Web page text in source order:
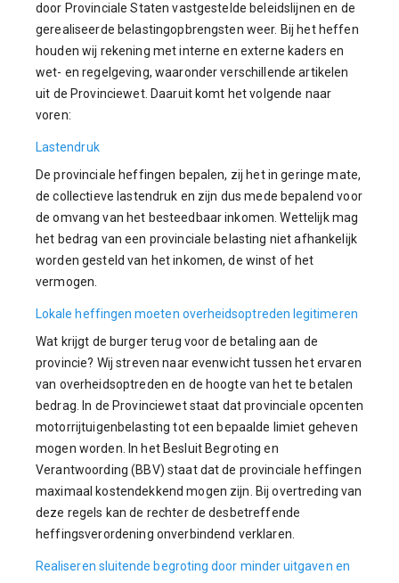
door Provinciale Staten vastgestelde beleidslijnen en de
gerealiseerde belastingopbrengsten weer. Bij het heffen
houden wij rekening met interne en externe kaders en
wet- en regelgeving, waaronder verschillende artikelen
uit de Provinciewet. Daaruit komt het volgende naar
voren:
Lastendruk
De provinciale heffingen bepalen, zij het in geringe mate,
de collectieve lastendruk en zijn dus mede bepalend voor
de omvang van het besteedbaar inkomen. Wettelijk mag
het bedrag van een provinciale belasting niet afhankelijk
worden gesteld van het inkomen, de winst of het
vermogen.
Lokale heffingen moeten overheidsoptreden legitimeren
Wat krijgt de burger terug voor de betaling aan de
provincie? Wij streven naar evenwicht tussen het ervaren
van overheidsoptreden en de hoogte van het te betalen
bedrag. In de Provinciewet staat dat provinciale opcenten
motorrijtuigenbelasting tot een bepaalde limiet geheven
mogen worden. In het Besluit Begroting en
Verantwoording (BBV) staat dat de provinciale heffingen
maximaal kostendekkend mogen zijn. Bij overtreding van
deze regels kan de rechter de desbetreffende
heffingsverordening onverbindend verklaren.
Realiseren sluitende begroting door minder uitgaven en